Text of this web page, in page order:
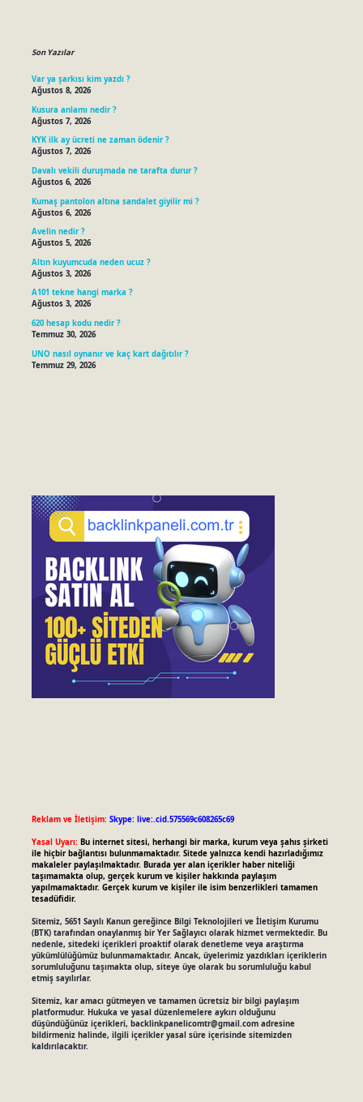
Son Yazılar
Var ya şarkısı kim yazdı ?
Ağustos 8, 2026
Kusura anlamı nedir ?
Ağustos 7, 2026
KYK ilk ay ücreti ne zaman ödenir ?
Ağustos 7, 2026
Davalı vekili duruşmada ne tarafta durur ?
Ağustos 6, 2026
Kumaş pantolon altına sandalet giyilir mi ?
Ağustos 6, 2026
Avelin nedir ?
Ağustos 5, 2026
Altın kuyumcuda neden ucuz ?
Ağustos 3, 2026
A101 tekne hangi marka ?
Ağustos 3, 2026
620 hesap kodu nedir ?
Temmuz 30, 2026
UNO nasıl oynanır ve kaç kart dağıtılır ?
Temmuz 29, 2026
Reklam ve İletişim: Skype: live:.cid.575569c608265c69
Yasal Uyarı: Bu internet sitesi, herhangi bir marka, kurum veya şahıs şirketi
ile hiçbir bağlantısı bulunmamaktadır. Sitede yalnızca kendi hazırladığımız
makaleler paylaşılmaktadır. Burada yer alan içerikler haber niteliği
taşımamakta olup, gerçek kurum ve kişiler hakkında paylaşım
yapılmamaktadır. Gerçek kurum ve kişiler ile isim benzerlikleri tamamen
tesadüfidir.
Sitemiz, 5651 Sayılı Kanun gereğince Bilgi Teknolojileri ve İletişim Kurumu
(BTK) tarafından onaylanmış bir Yer Sağlayıcı olarak hizmet vermektedir. Bu
nedenle, sitedeki içerikleri proaktif olarak denetleme veya araştırma
yükümlülüğümüz bulunmamaktadır. Ancak, üyelerimiz yazdıkları içeriklerin
sorumluluğunu taşımakta olup, siteye üye olarak bu sorumluluğu kabul
etmiş sayılırlar.
Sitemiz, kar amacı gütmeyen ve tamamen ücretsiz bir bilgi paylaşım
platformudur. Hukuka ve yasal düzenlemelere aykırı olduğunu
düşündüğünüz içerikleri, backlinkpanelicomtr@gmail.comadresine
bildirmeniz halinde, ilgili içerikler yasal süre içerisinde sitemizden
kaldırılacaktır.